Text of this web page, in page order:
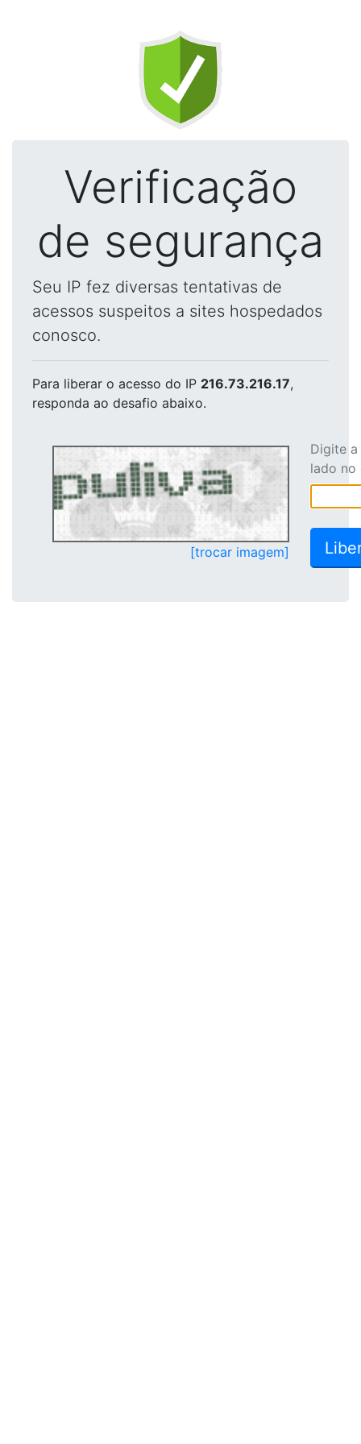
Verificação
de segurança
Seu IP fez diversas tentativas de
acessos suspeitos a sites hospedados
conosco.
Para liberar o acesso do IP 216.73.216.17,
responda ao desafio abaixo.
[trocar imagem]
Digite
lado no